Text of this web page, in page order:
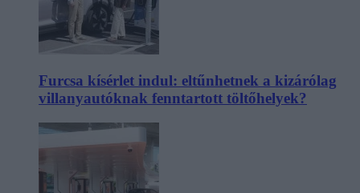
Furcsa kísérlet indul: eltűnhetnek a kizárólag
villanyautóknak fenntartott töltőhelyek?